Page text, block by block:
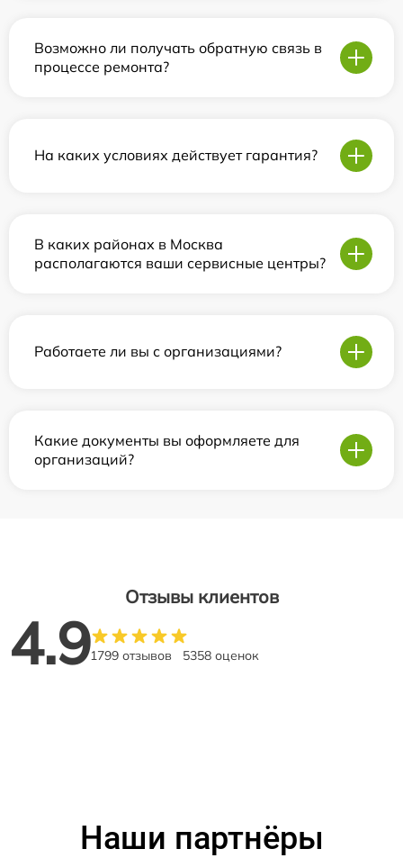
Возможно ли получать обратную связь в
процессе ремонта?
На каких условиях действует гарантия?
В каких районах в Москва
располагаются ваши сервисные центры?
Работаете ли вы с организациями?
Какие документы вы оформляете для
организаций?
Отзывы клиентов
4.91799 отзывов 5358 оценок
Наши партнёры